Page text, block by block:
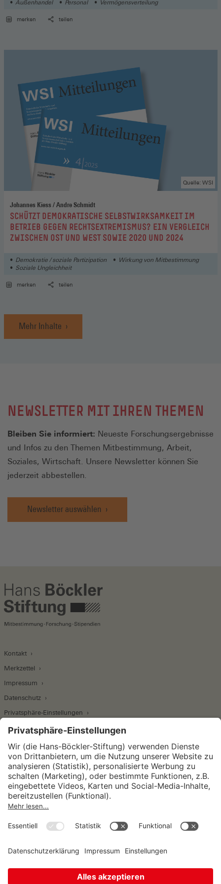
Außenhandel Personal Vermögensverteilung
merken teilen
Johannes Kiess / Andre Schmidt
:SCHÜTZT DEMOKRATISCHE SELBSTWIRKSAMKEIT IM
BETRIEB GEGEN RECHTSEXTREMISMUS? EIN VERGLEICH
ZWISCHEN OST UND WEST SOWIE 2020 UND 2024
Quelle: WSI
Demokratie / soziale Partizipation
Wirkung von Mitbestimmung
Soziale Ungleichheit
merken teilen
Mehr Inhalte
NEWSLETTER MIT IHREN THEMEN
Bleiben Sie informiert: Neueste Forschungsergebnisse
und Infos zu den Themen Mitbestimmung, Arbeit,
Soziales, Wirtschaft. Unsere Newsletter können Sie
jederzeit abbestellen.
Newsletter auswählen
Kontakt
Merkzettel
Impressum
Datenschutz
Privatsphäre-Einstellungen
Wirtschafts- und Sozialwissenschaftliches Institut
Institut für Makroökonomie und
Konjunkturforschung
Unternehmensführung